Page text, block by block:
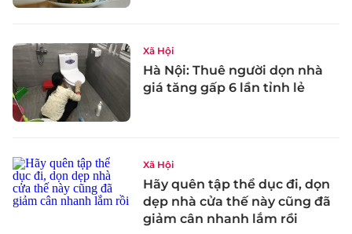
Xã Hội
Hà Nội: Thuê người dọn nhà
giá tăng gấp 6 lần tỉnh lẻ
Xã Hội
Hãy quên tập thể dục đi, dọn
dẹp nhà cửa thế này cũng đã
giảm cân nhanh lắm rồi